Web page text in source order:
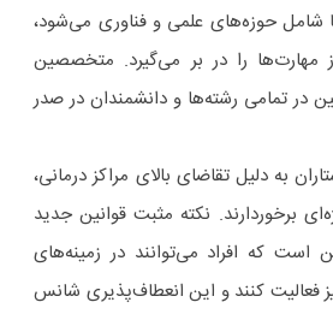
شامل حوزه‌های علمی و فناوری می‌شود،
مهارت‌ها را در بر می‌گیرد. متخصصین
در تمامی رشته‌ها و دانشمندان در صدر
به دلیل تقاضای بالای مراکز درمانی،
برخوردارند. نکته مثبت قوانین جدید
است که افراد می‌توانند در زمینه‌های
فعالیت کنند و این انعطاف‌پذیری شانس